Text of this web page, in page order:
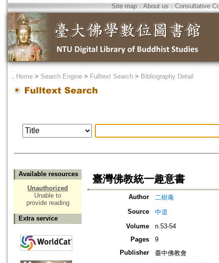
Site map．About us ． Consultative
． Home > Search Engine > Fulltext Search > Bibliography Detail
Available resources
Unauthorized
Unable to
provide reading
Extra service
臺灣佛教統一趣意書
Author
二樹庵
Source
中道
Volume
n.53-54
Pages
9
Publisher
臺中佛教會